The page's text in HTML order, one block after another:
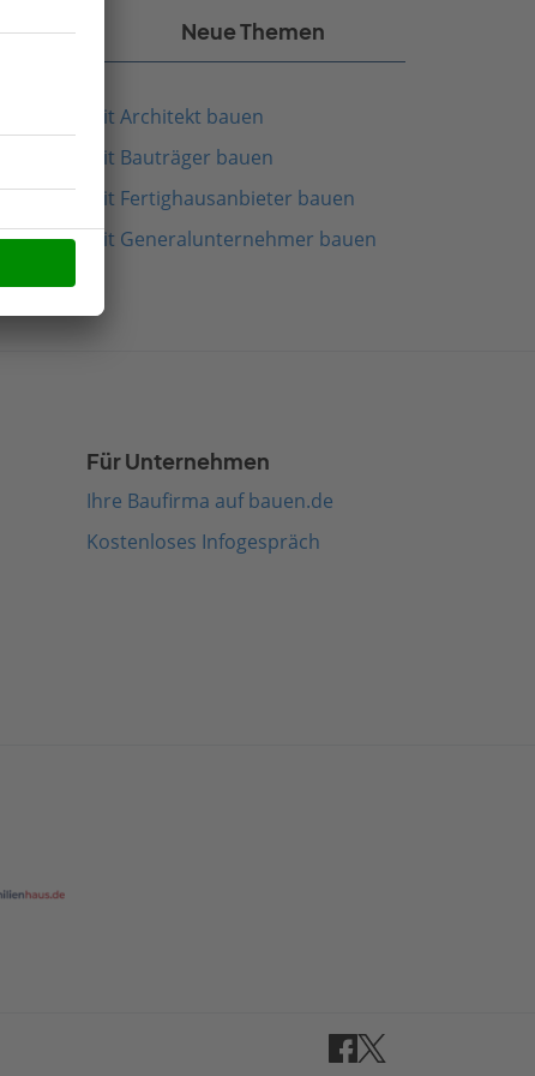
Neue Themen
Mit Architekt bauen
Mit Bauträger bauen
Mit Fertighausanbieter bauen
Mit Generalunternehmer bauen
Für Unternehmen
Ihre Baufirma auf bauen.de
Kostenloses Infogespräch
Facebook